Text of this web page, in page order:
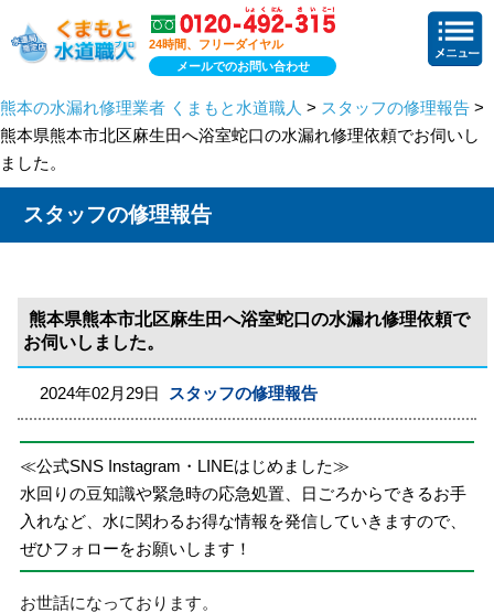
24時間、フリーダイヤル
メールでのお問い合わせ
熊本の水漏れ修理業者 くまもと水道職人 > スタッフの修理報告 >
熊本県熊本市北区麻生田へ浴室蛇口の水漏れ修理依頼でお伺いし
ました。
スタッフの修理報告
熊本県熊本市北区麻生田へ浴室蛇口の水漏れ修理依頼で
お伺いしました。
2024年02月29日 スタッフの修理報告
≪公式SNS Instagram・LINEはじめました≫
水回りの豆知識や緊急時の応急処置、日ごろからできるお手
入れなど、水に関わるお得な情報を発信していきますので、
ぜひフォローをお願いします！
お世話になっております。